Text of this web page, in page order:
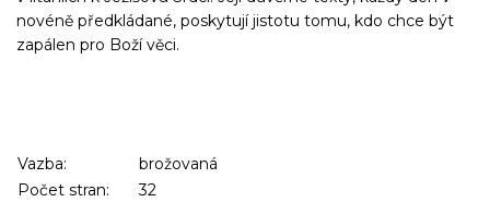
novéně předkládané, poskytují jistotu tomu, kdo chce být
zapálen pro Boží věci.
Vazba:
brožovaná
Počet stran:
32